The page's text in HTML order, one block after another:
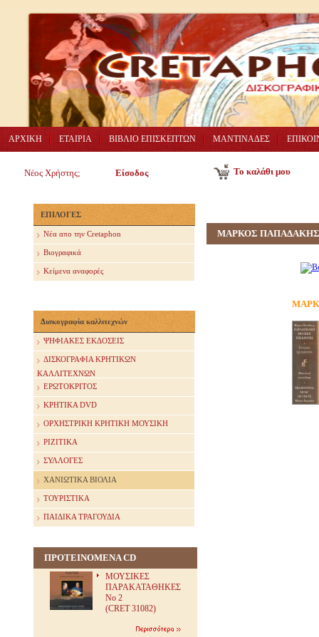
ΑΡΧΙΚΗ ΕΤΑΙΡΙΑ ΒΙΒΛΙΟ ΕΠΙΣΚΕΠΤΩΝ ΜΑΝΤΙΝΑΔΕΣ
Νέος Χρήστης; Είσοδος Το καλάθι μου
ΕΠΙΛΟΓΕΣ
Nέα απο την Cretaphon
Βιογραφικά
Κείμενα αναφορές
Δισκογραφία καλλιτεχνών
ΨΗΦΙΑΚΕΣ ΕΚΔΟΣΕΙΣ
ΔΙΣΚΟΓΡΑΦΙΑ ΚΡΗΤΙΚΩΝ
ΚΑΛΛΙΤΕΧΝΩΝ
ΕΡΩΤΟΚΡΙΤΟΣ
ΚΡΗΤΙΚΑ DVD
ΟΡΧΗΣΤΡΙΚΗ ΚΡΗΤΙΚΗ ΜΟΥΣΙΚΗ
ΡΙΖΙΤΙΚΑ
ΣΥΛΛΟΓΕΣ
ΧΑΝΙΩΤΙΚΑ ΒΙΟΛΙΑ
ΤΟΥΡΙΣΤΙΚΑ
ΠΑΙΔΙΚΑ ΤΡΑΓΟΥΔΙΑ
ΠΡΟΤΕΙΝΟΜΕΝΑ CD
ΜΟΥΣΙΚΕΣ
ΠΑΡΑΚΑΤΑΘΗΚΕΣ
Νο 2
(CRET 31082)
ΜΑΡΚΟΣ ΠΑΠΑΔΑΚΗΣ